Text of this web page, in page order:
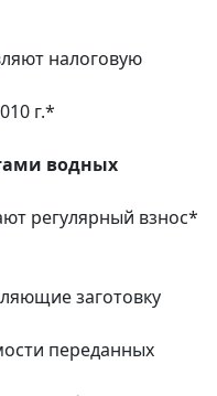
налоговую
г.*
водных
регулярный взнос*
заготовку
переданных